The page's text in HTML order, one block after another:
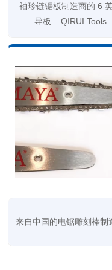
袖珍链锯板制造商的 6
导板 – QIRUI Tools
来自中国的电锯雕刻棒制